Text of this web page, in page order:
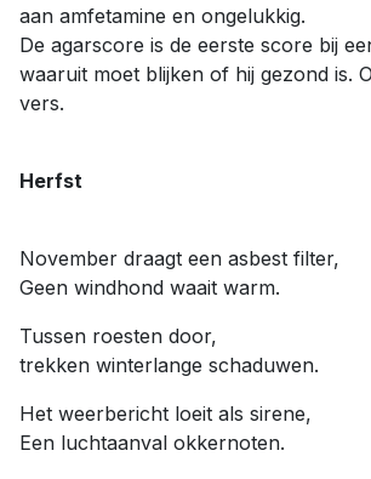
aan amfetamine en ongelukkig.
De agarscore is de eerste score bij
waaruit moet blijken of hij gezond is.
vers.
Herfst
November draagt een asbest filter,
Geen windhond waait warm.
Tussen roesten door,
trekken winterlange schaduwen.
Het weerbericht loeit als sirene,
Een luchtaanval okkernoten.